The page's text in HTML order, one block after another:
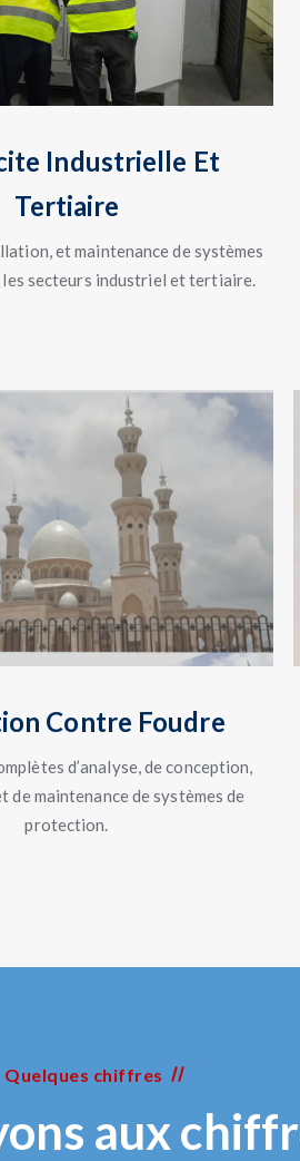
Industrielle Et
Tertiaire
et maintenance de systèmes
secteurs industriel et tertiaire.
Contre Foudre
d’analyse, de conception,
de maintenance de systèmes de
protection.
Quelques chiffres
aux